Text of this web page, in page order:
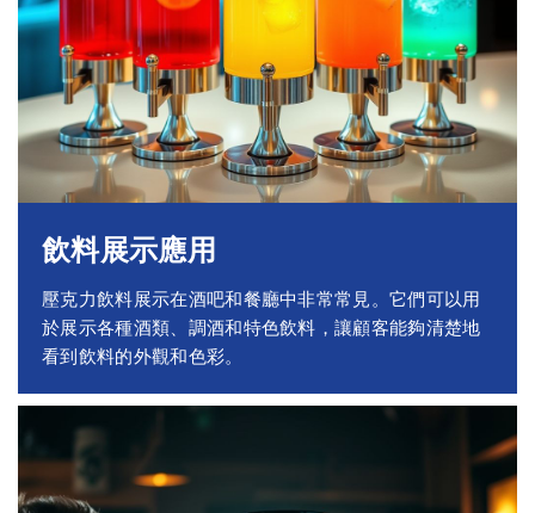
飲料展示應用
壓克力飲料展示在酒吧和餐廳中非常常見。它們可以用
於展示各種酒類、調酒和特色飲料，讓顧客能夠清楚地
看到飲料的外觀和色彩。